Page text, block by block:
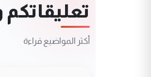
تعليقاتكم
أكثر المواضيع قراءة